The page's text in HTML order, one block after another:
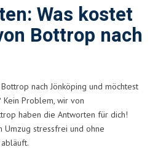
Was kostet
Bottrop nach
nach Jönköping und möchtest
Kein Problem, wir von
haben die Antworten für dich!
Umzug stressfrei und ohne